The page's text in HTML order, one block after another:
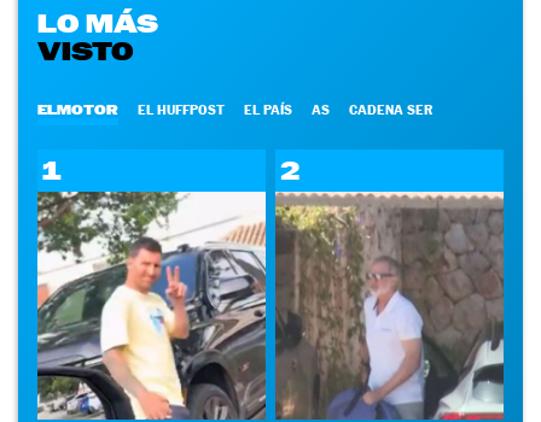
LO MÁS
VISTO
ELMOTOR EL HUFFPOST EL PAÍS AS CADENA SER
1 2